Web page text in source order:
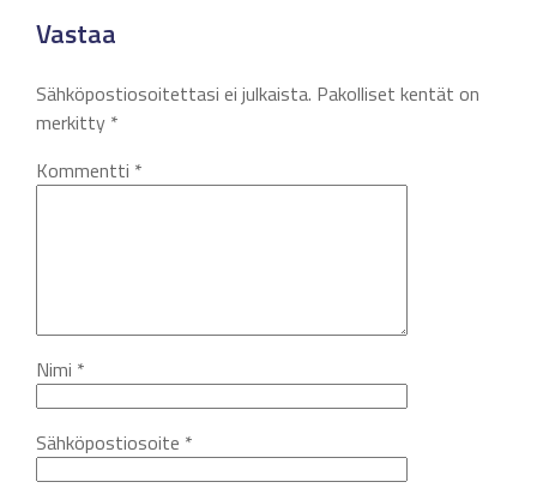
Vastaa
Sähköpostiosoitettasi ei julkaista. Pakolliset kentät on
merkitty *
Kommentti *
Nimi *
Sähköpostiosoite *